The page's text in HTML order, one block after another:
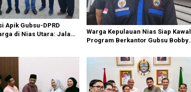
Apik Gubsu-DPRD
di Nias Utara: Jalan
Warga Kepulauan Nias Siap Kawal
Program Berkantor Gubsu Bobby